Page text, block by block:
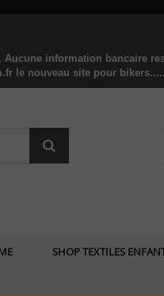
information bancaire
le nouveau site pour bikers.....
SHOP TEXTILES